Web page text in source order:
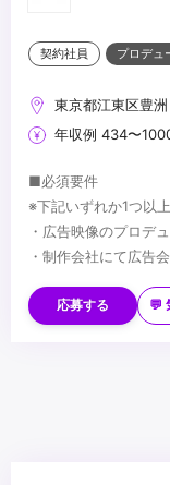
・ポートフォリオの
ているか
契約社員 プロデュ
東京都江東区豊洲
年収例 434〜
■必須要件
※下記いずれか1つ以
・広告映像のプロデ
・制作会社にて広告
・博報堂グループ商
・新規案件獲得に向
応募する 💬